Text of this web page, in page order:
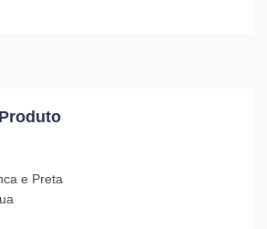
e Preta